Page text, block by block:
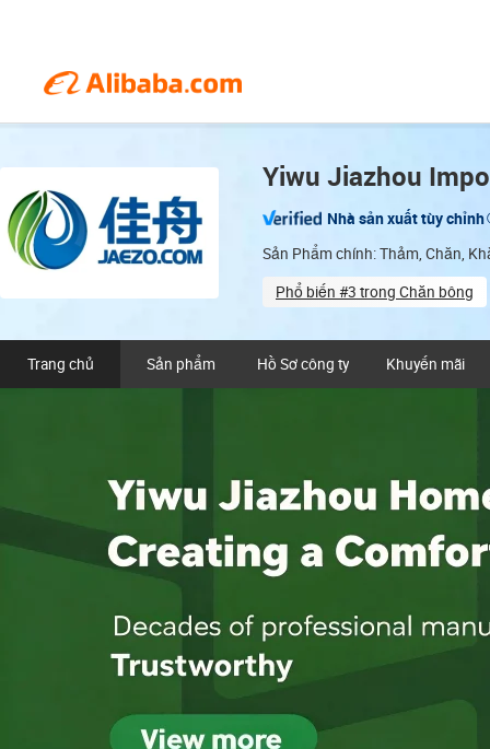
Yiwu Jiazhou
Nhà sản xuất tùy chỉnh
Sản Phẩm chính: Thảm, Chăn,
Phổ biến #3 trong Chăn bông
Trang chủ Sản phẩm Hồ Sơ công ty Khuyến mãi